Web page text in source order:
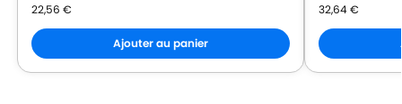
22,56 €
Ajouter au panier
32,64€